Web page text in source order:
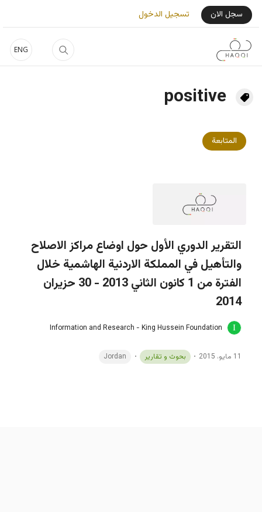
تجاوز إلى المحتوى الرئيسي
ENG
User Login Menu
سجل الان تسجيل الدخول
positive
المتابعة
التقرير الدوري الأول حول اوضاع مراكز الاصلاح
والتأهيل في المملكة الاردنية الهاشمية خلال
الفترة من 1 كانون الثاني 2013 - 30 حزيران
2014
Information and Research - King Hussein Foundation
11 مايو، 2015 بحوث و تقارير Jordan